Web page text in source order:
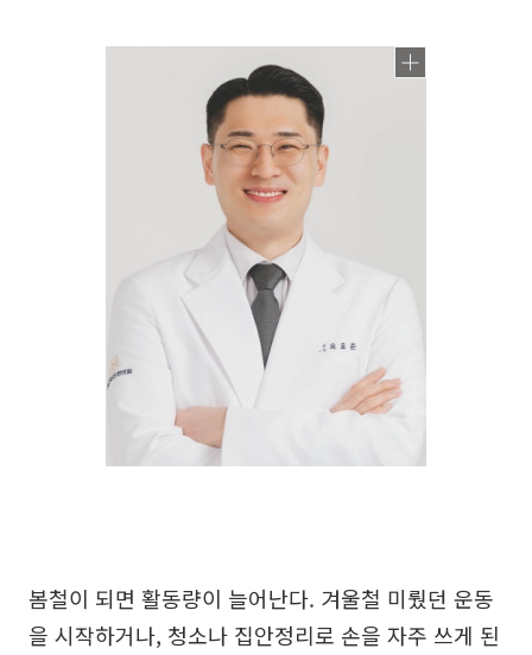
봄철이 되면 활동량이 늘어난다. 겨울철 미뤘던 운동
을 시작하거나, 청소나 집안정리로 손을 자주 쓰게 된